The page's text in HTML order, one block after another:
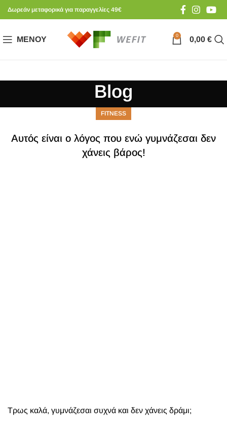
Δωρεάν μεταφορικά για παραγγελίες 49€
ΜΕΝΟΎ 0 0,00 €
Blog
FITNESS
Αυτός είναι ο λόγος που ενώ γυμνάζεσαι δεν
χάνεις βάρος!
Τρως καλά, γυμνάζεσαι συχνά και δεν χάνεις δράμι;